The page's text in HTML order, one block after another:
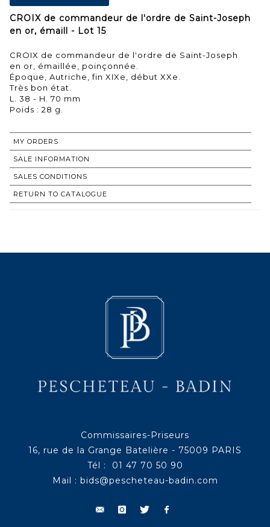
CROIX de commandeur de l'ordre de Saint-Joseph
en or, émaill - Lot 15
CROIX de commandeur de l'ordre de Saint-Joseph
en or, émaillée, poinçonnée.
Époque, Autriche, fin XIXe, début XXe.
Très bon état.
L. 38 - H. 70 mm
Poids : 28 g.
MY ORDERS
SALE INFORMATION
SALES CONDITIONS
RETURN TO CATALOGUE
Commissaires-Priseurs
16, rue de la Grange Batelière - 75009 PARIS
Tél : 01 47 70 50 90
Mail : bids@pescheteau-badin.com